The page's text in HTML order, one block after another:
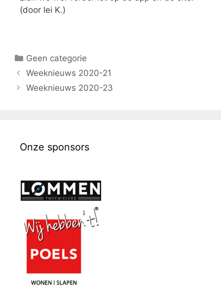
(door lei K.)
Geen categorie
Weeknieuws 2020-21
Weeknieuws 2020-23
Onze sponsors